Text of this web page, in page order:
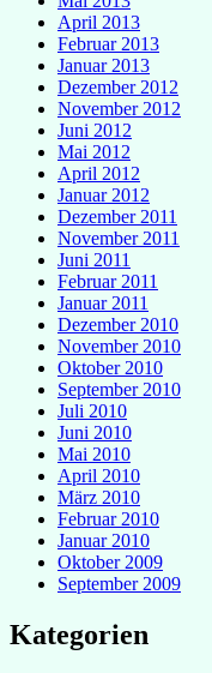
April 2013
Februar 2013
Januar 2013
Dezember 2012
November 2012
Juni 2012
Mai 2012
April 2012
Januar 2012
Dezember 2011
November 2011
Juni 2011
Februar 2011
Januar 2011
Dezember 2010
November 2010
Oktober 2010
September 2010
Juli 2010
Juni 2010
Mai 2010
April 2010
März 2010
Februar 2010
Januar 2010
Oktober 2009
September 2009
Kategorien